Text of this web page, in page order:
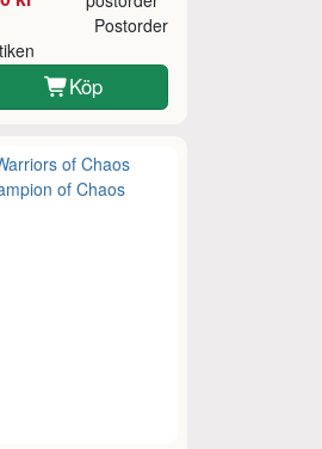
Postorder
Köp